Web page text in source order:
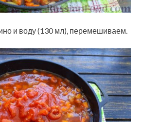
и воду (130 мл), перемешиваем.